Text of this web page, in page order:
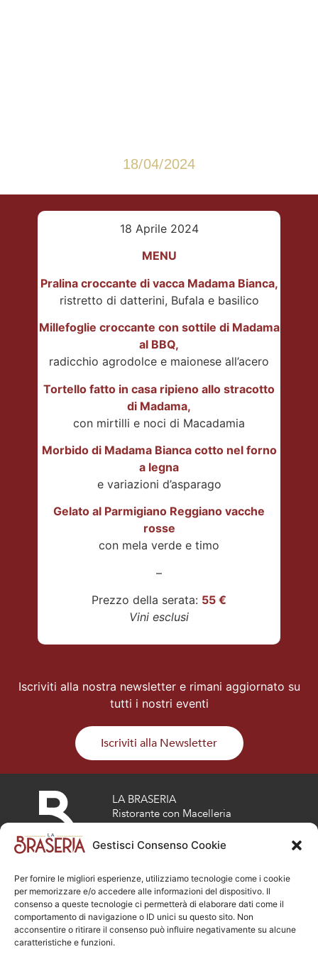
Gestisci Consenso Cookie
Per fornire le migliori esperienze, utilizziamo tecnologie come i cookie
per memorizzare e/o accedere alle informazioni del dispositivo. Il
consenso a queste tecnologie ci permetterà di elaborare dati come il
comportamento di navigazione o ID unici su questo sito. Non
acconsentire o ritirare il consenso può influire negativamente su alcune
caratteristiche e funzioni.
18/04/2024
18 Aprile 2024
MENU
Pralina croccante di vacca Madama Bianca,
ristretto di datterini, Bufala e basilico
Millefoglie croccante con sottile di Madama
al BBQ,
radicchio agrodolce e maionese all’acero
Tortello fatto in casa ripieno allo stracotto
di Madama,
con mirtilli e noci di Macadamia
Morbido di Madama Bianca cotto nel forno
a legna
e variazioni d’asparago
Gelato al Parmigiano Reggiano vacche
rosse
con mela verde e timo
–
Prezzo della serata: 55 €
Vini esclusi
Iscriviti alla nostra newsletter e rimani aggiornato su
tutti i nostri eventi
Iscriviti alla Newsletter
LA BRASERIA
Ristorante con Macelleria
Osio Sotto (BG)
info@la-braseria.com
vedi orari d’apertura
LA BRASERIA ON THE ROAD
Via Mazzini 13, Dalmine (BG)